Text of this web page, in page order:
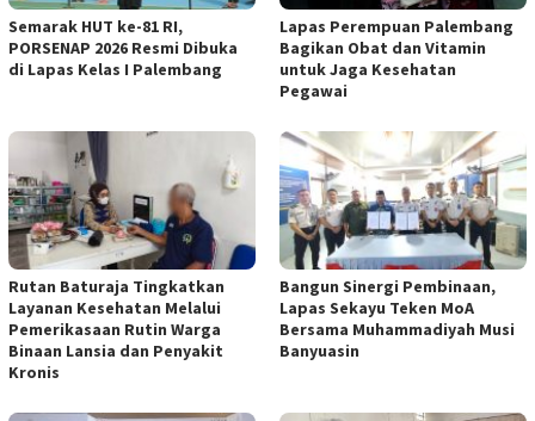
Semarak HUT ke-81 RI,
PORSENAP 2026 Resmi Dibuka
di Lapas Kelas I Palembang
Lapas Perempuan Palembang
Bagikan Obat dan Vitamin
untuk Jaga Kesehatan
Pegawai
Rutan Baturaja Tingkatkan
Layanan Kesehatan Melalui
Pemerikasaan Rutin Warga
Binaan Lansia dan Penyakit
Kronis
Bangun Sinergi Pembinaan,
Lapas Sekayu Teken MoA
Bersama Muhammadiyah Musi
Banyuasin